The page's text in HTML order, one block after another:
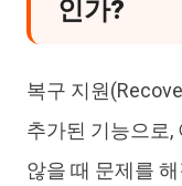
인가?
복구 지원
추가된 기능으로,
않을 때 문제를